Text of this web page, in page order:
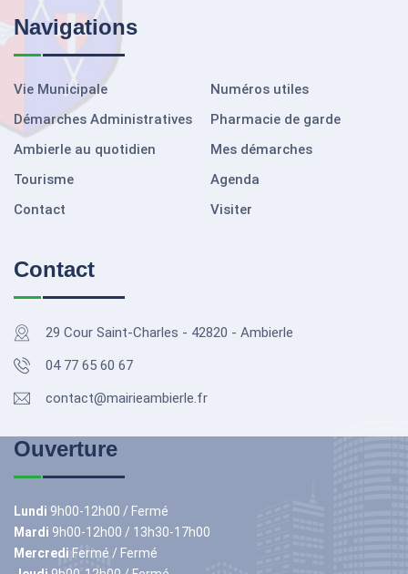
Navigations
Vie Municipale
Démarches Administratives
Ambierle au quotidien
Tourisme
Contact
Numéros utiles
Pharmacie de garde
Mes démarches
Agenda
Visiter
Contact
29 Cour Saint-Charles - 42820 - Ambierle
04 77 65 60 67
contact@mairieambierle.fr
Ouverture
Lundi 9h00-12h00 / Fermé
Mardi 9h00-12h00 / 13h30-17h00
Mercredi Fermé / Fermé